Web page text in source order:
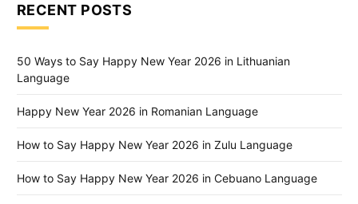
RECENT POSTS
50 Ways to Say Happy New Year 2026 in Lithuanian
Language
Happy New Year 2026 in Romanian Language
How to Say Happy New Year 2026 in Zulu Language
How to Say Happy New Year 2026 in Cebuano Language